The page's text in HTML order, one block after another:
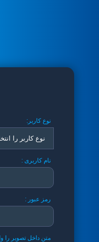
نوع کاربر:
نام کاربری :
رمز عبور :
متن داخل تصویر را